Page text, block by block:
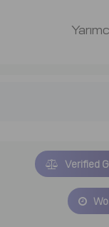
Verified